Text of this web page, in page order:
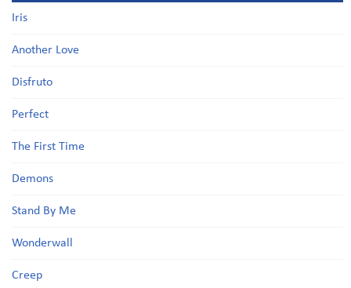
Iris
Another Love
Disfruto
Perfect
The First Time
Demons
Stand By Me
Wonderwall
Creep